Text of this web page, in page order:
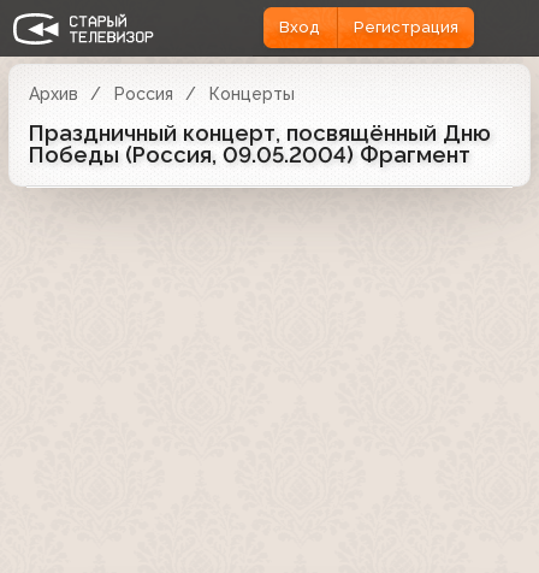
Вход Регистрация
Архив Россия Концерты
Праздничный концерт, посвящённый Дню
Победы (Россия, 09.05.2004) Фрагмент